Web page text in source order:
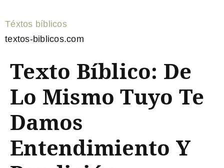
Téxtos bíblicos
textos-biblicos.com
Texto Bíblico: De
Lo Mismo Tuyo Te
Damos
Entendimiento Y